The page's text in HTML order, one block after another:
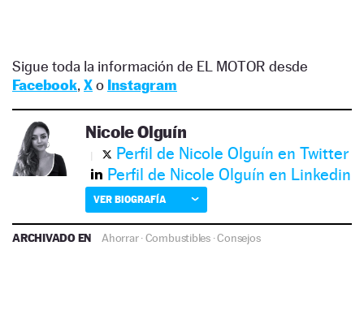
Sigue toda la información de EL MOTOR desde
Facebook, Xo Instagram
Nicole Olguín
Perfil de Nicole Olguín en Twitter
Perfil de Nicole Olguín en Linkedin
VER BIOGRAFÍA
ARCHIVADO EN Ahorrar·Combustibles·Consejos